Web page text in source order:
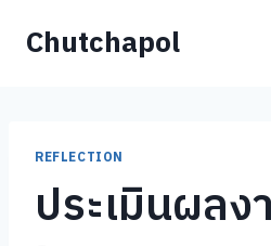
Chutchapol
REFLECTION
ประเมินผลง